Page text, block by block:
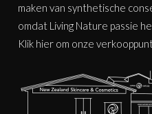
maken van synthetische
omdat Living Nature passie
Klik hier om onze